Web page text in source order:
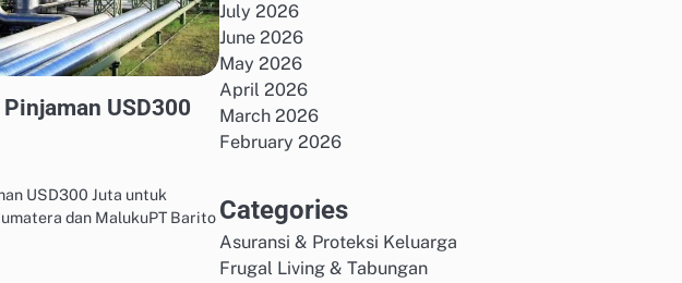
USD300
USD300 Juta untuk
dan MalukuPT Barito
July 2026
June 2026
May 2026
April 2026
March 2026
February 2026
Categories
Asuransi & Proteksi Keluarga
Frugal Living & Tabungan